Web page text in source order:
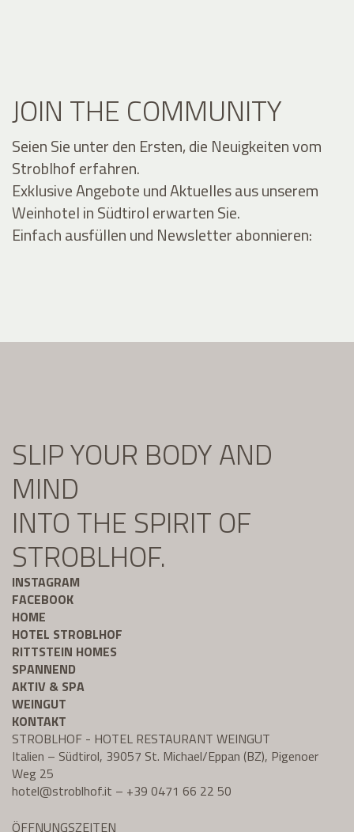
JOIN THE COMMUNITY
Seien Sie unter den Ersten, die Neuigkeiten vom
Stroblhof erfahren.
Exklusive Angebote und Aktuelles aus unserem
Weinhotel in Südtirol erwarten Sie.
Einfach ausfüllen und Newsletter abonnieren:
SLIP YOUR BODY AND
MIND
INTO THE SPIRIT OF
STROBLHOF.
INSTAGRAM
FACEBOOK
HOME
HOTEL STROBLHOF
RITTSTEIN HOMES
SPANNEND
AKTIV & SPA
WEINGUT
KONTAKT
STROBLHOF - HOTEL RESTAURANT WEINGUT
Italien – Südtirol, 39057 St. Michael/Eppan (BZ), Pigenoer
Weg 25
hotel@stroblhof.it – +39 0471 66 22 50
ÖFFNUNGSZEITEN